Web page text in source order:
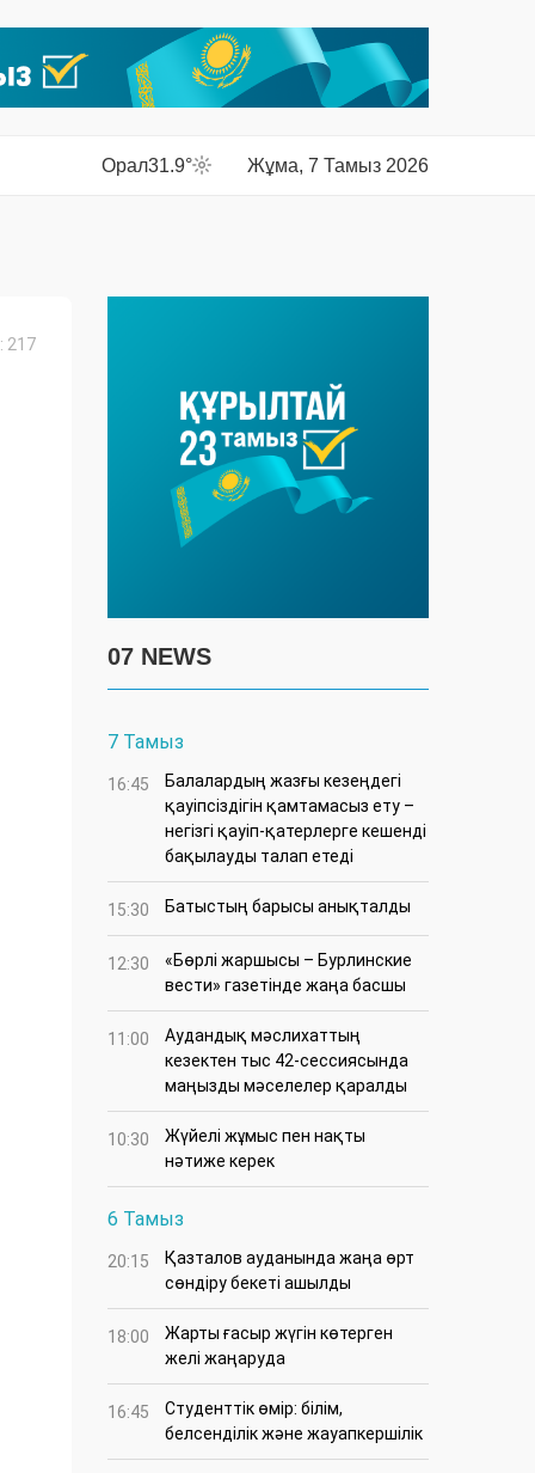
Орал31.9° Жұма, 7 Тамыз 2026
217
07 NEWS
7 Тамыз
16:45
Балалардың жазғы кезеңдегі
қауіпсіздігін қамтамасыз ету –
негізгі қауіп-қатерлерге кешенді
бақылауды талап етеді
15:30 Батыстың барысы анықталды
12:30
«Бөрлі жаршысы – Бурлинские
вести» газетінде жаңа басшы
11:00
Аудандық мәслихаттың
кезектен тыс 42-сессиясында
маңызды мәселелер қаралды
10:30
Жүйелі жұмыс пен нақты
нәтиже керек
6 Тамыз
20:15
Қазталов ауданында жаңа өрт
сөндіру бекеті ашылды
18:00
Жарты ғасыр жүгін көтерген
желі жаңаруда
16:45
Студенттік өмір: білім,
белсенділік және жауапкершілік